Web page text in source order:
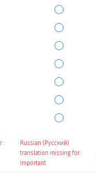
:
Russian (Русский)
translation missing for :
Important